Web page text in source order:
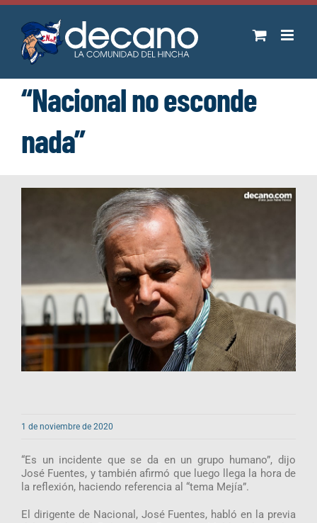
Saltar
contenido
“Nacional no esconde
nada”
1 de noviembre de 2020
“Es un incidente que se da en un grupo humano”, dijo
José Fuentes, y también afirmó que luego llega la hora de
la reflexión, haciendo referencia al “tema Mejía”.
El dirigente de Nacional, José Fuentes, habló en la previa